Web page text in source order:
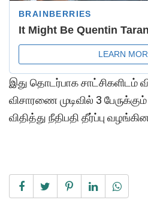
இது தொடர்பாக சாட்சிகளிடம்
விசாரணை முடிவில் 3
விதித்து நீதிபதி தீர்ப்பு